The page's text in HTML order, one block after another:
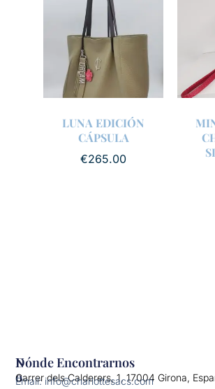
LUNA EDICIÓN
CÁPSULA
€265.00
N
O
Dónde Encontrarnos
Carrer dels Calderers, 1, 17004 Girona,
Email: info@charlottesacs.com